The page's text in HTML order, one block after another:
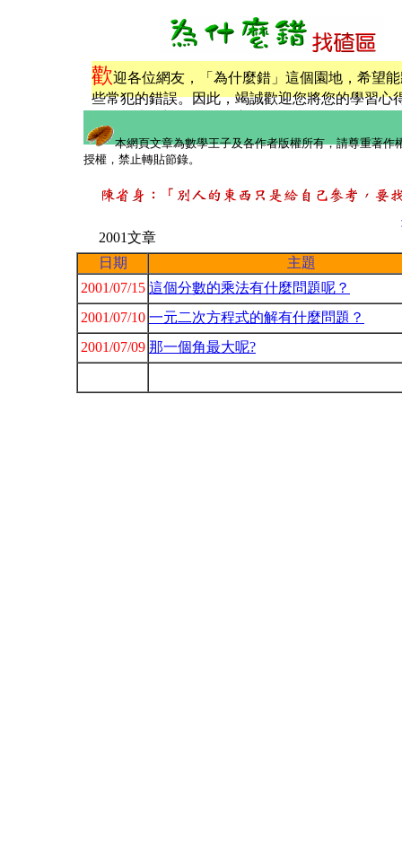
日期
主題
2001/07/15 這個分數的乘法有什麼問題呢？
2001/07/10 一元二次方程式的解有什麼問題？
2001/07/09 那一個角最大呢?
歡迎各位網友，「為什麼錯」這個園地，希望
些常犯的錯誤。因此，竭誠歡迎您將您的學習心
本網頁文章為數學王子及各作者版權所有，請尊重著作
授權，禁止轉貼節錄。
2001文章